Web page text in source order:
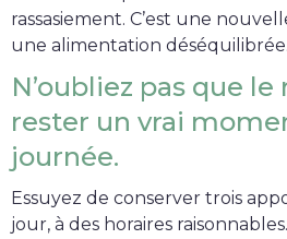
rassasiement. C’est une
une alimentation déséquilibrée.
N’oubliez pas que
rester un vrai
journée.
Essuyez de conserver trois
jour, à des horaires raisonnables.